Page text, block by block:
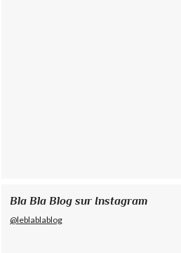
Bla Bla Blog sur Instagram
@leblablablog